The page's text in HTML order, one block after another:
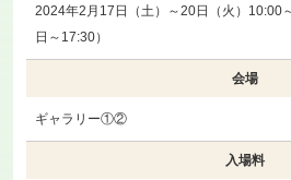
2024年2月17日（土）～20日（火）10:00
日～17:30）
会場
ギャラリー①②
入場料